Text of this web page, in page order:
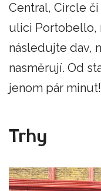
Central, Circle
ulici Portobello,
následujte dav,
nasměrují. Od
jenom pár
Trhy